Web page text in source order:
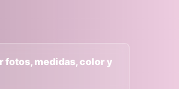
fotos, medidas, color y